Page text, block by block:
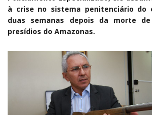
à crise no sistema penitenciário do
duas semanas depois da morte
presídios do Amazonas.